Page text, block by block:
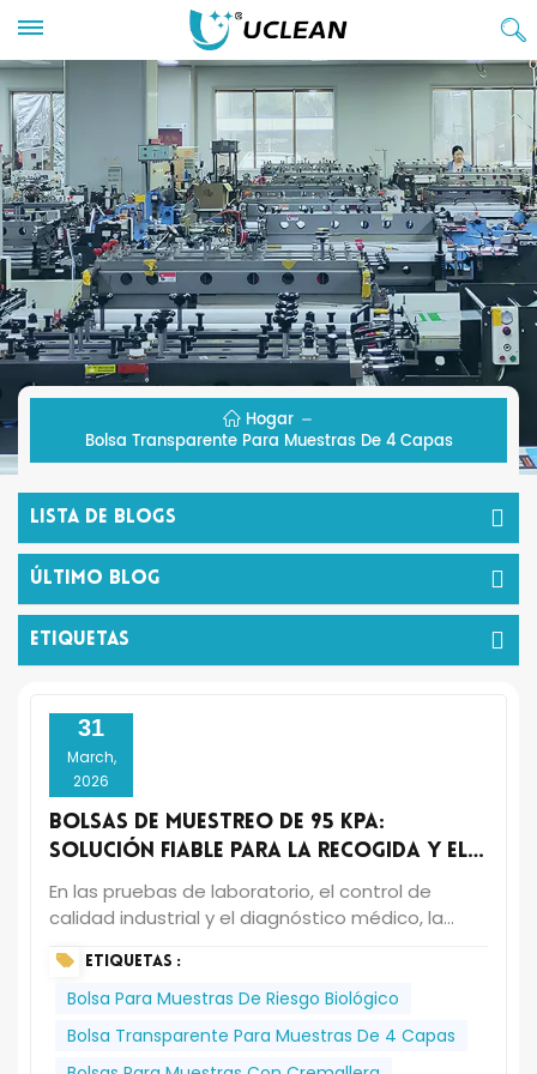
Hogar
Bolsa Transparente Para Muestras De 4 Capas
Lista De Blogs
Último Blog
ETIQUETAS
31
March,
2026
Bolsas de muestreo de 95 kPa:
Solución fiable para la recogida y el
transporte seguros de muestras.
En las pruebas de laboratorio, el control de
calidad industrial y el diagnóstico médico, la
toma, el almacenamiento y el transporte de
muestras. El diseño de las bolsas de muestreo
de 95 kPa cumple con los más altos estándares
de seguridad y rendimiento, lo que las convierte
ETIQUETAS :
Bolsa Para Muestras De Riesgo Biológico
Bolsa Transparente Para Muestras De 4 Capas